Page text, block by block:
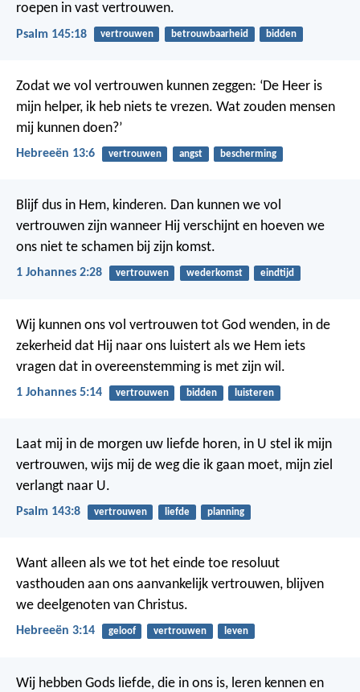
roepen in vast vertrouwen.
Psalm 145:18 vertrouwen betrouwbaarheid bidden
Zodat we vol vertrouwen kunnen zeggen: ‘De Heer is
mijn helper, ik heb niets te vrezen. Wat zouden mensen
mij kunnen doen?’
Hebreeën 13:6 vertrouwen angst bescherming
Blijf dus in Hem, kinderen. Dan kunnen we vol
vertrouwen zijn wanneer Hij verschijnt en hoeven we
ons niet te schamen bij zijn komst.
1 Johannes 2:28 vertrouwen wederkomst eindtijd
Wij kunnen ons vol vertrouwen tot God wenden, in de
zekerheid dat Hij naar ons luistert als we Hem iets
vragen dat in overeenstemming is met zijn wil.
1 Johannes 5:14 vertrouwen bidden luisteren
Laat mij in de morgen uw liefde horen, in U stel ik mijn
vertrouwen, wijs mij de weg die ik gaan moet, mijn ziel
verlangt naar U.
Psalm 143:8 vertrouwen liefde planning
Want alleen als we tot het einde toe resoluut
vasthouden aan ons aanvankelijk vertrouwen, blijven
we deelgenoten van Christus.
Hebreeën 3:14 geloof vertrouwen leven
Wij hebben Gods liefde, die in ons is, leren kennen en